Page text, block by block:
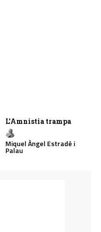
L’Amnistia trampa
Miquel Àngel Estradé i
Palau